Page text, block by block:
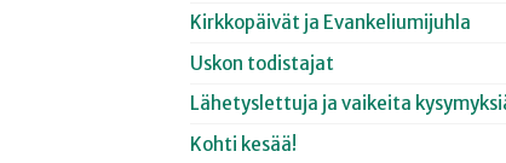
Kirkkopäivät ja Evankeliumijuhla
Uskon todistajat
Lähetyslettuja ja vaikeita
Kohti kesää!